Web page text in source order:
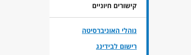
קישורים חיוניים
נוהלי האוניברסיטה
רישום לבידינג